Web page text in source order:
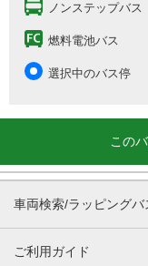
ノンステップバス
燃料電池バス
選択中のバス停
この
車両検索/ラッピングバ
ご利用ガイド